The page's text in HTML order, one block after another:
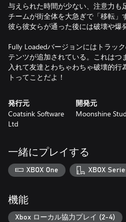
与えられた時間が少ない、注意力も
チームが街全体を大急ぎで「移転
彼ら彼女らが通った後には破壊や爆
Fully Loadedバージョンにはトラッ
テンツが追加されている。これはつ
入れて友達とわちゃわちゃ破壊的行
トってことだよ！
発行元
Coatsink Software
Ltd
開発元
Moonshine
一緒にプレイする
XBOX One XBOX
機能
Xbox ローカル協力プレイ (2-4)